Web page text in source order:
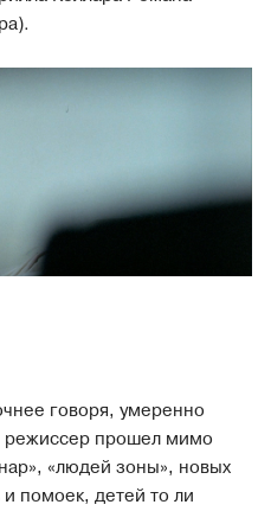
говоря, умеренно
режиссер прошел мимо
«людей зоны», новых
и помоек, детей то ли